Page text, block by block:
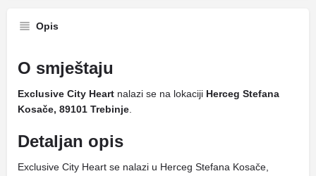
Opis
O smještaju
Exclusive City Heart nalazi se na lokaciji Herceg Stefana
Kosače, 89101 Trebinje
Detaljan opis
Exclusive City Heart se nalazi u Herceg Stefana Kosače,